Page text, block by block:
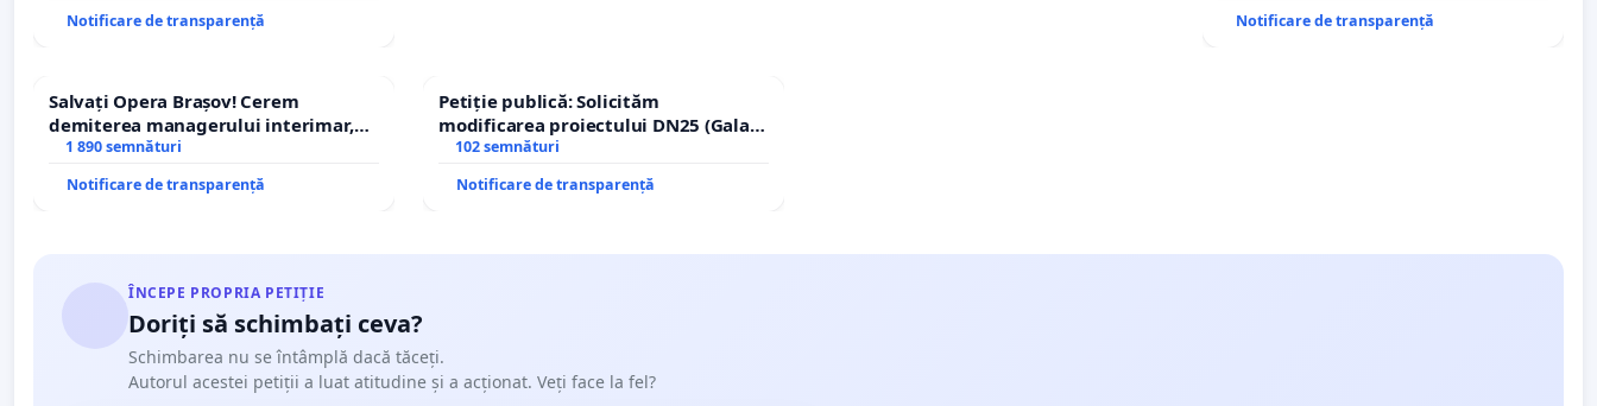
Notificare de transparență
Notificare de transparență
Salvați Opera Brașov! Cerem
demiterea managerului interimar,
Petrean Lucian-Marius!
1 890 semnături
Notificare de transparență
Petiție publică: Solicităm
modificarea proiectului DN25 (Galați
– Hanu Conachi) prin devierea
102 semnături
Notificare de transparență
ÎNCEPE PROPRIA PETIȚIE
Doriți să schimbați ceva?
Schimbarea nu se întâmplă dacă tăceți.
Autorul acestei petiții a luat atitudine și a acționat. Veți face la fel?